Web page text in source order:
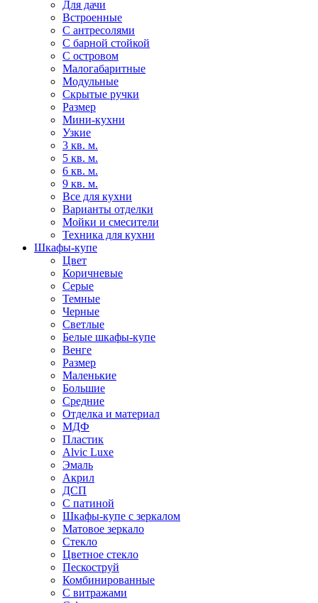
Для дачи
Встроенные
С антресолями
С барной стойкой
С островом
Малогабаритные
Модульные
Скрытые ручки
Размер
Мини-кухни
Узкие
3 кв. м.
5 кв. м.
6 кв. м.
9 кв. м.
Все для кухни
Варианты отделки
Мойки и смесители
Техника для кухни
Шкафы-купе
Цвет
Коричневые
Серые
Темные
Черные
Светлые
Белые шкафы-купе
Венге
Размер
Маленькие
Большие
Средние
Отделка и материал
МДФ
Пластик
Alvic Luxe
Эмаль
Акрил
ДСП
С патиной
Шкафы-купе с зеркалом
Матовое зеркало
Стекло
Цветное стекло
Пескоструй
Комбинированные
С витражами